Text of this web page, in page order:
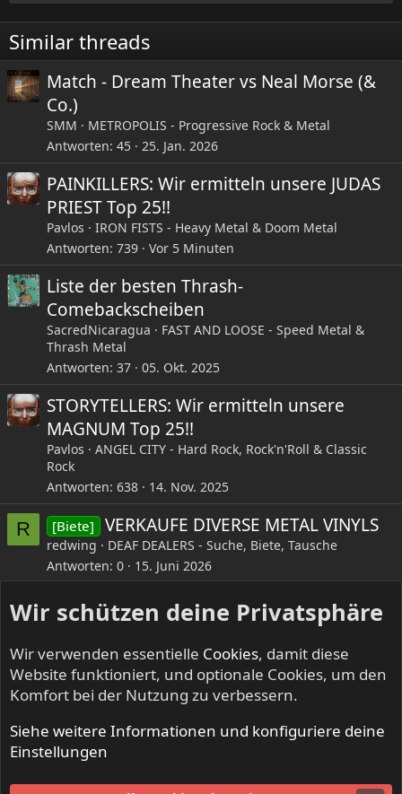
Similar threads
Match - Dream Theater vs Neal Morse (&
Co.)
SMM
METROPOLIS - Progressive Rock & Metal
Antworten 45 25. Jan. 2026
PAINKILLERS: Wir ermitteln unsere JUDAS
PRIEST Top 25!!
Pavlos
IRON FISTS - Heavy Metal & Doom Metal
Antworten 739 Vor 5 Minuten
Liste der besten Thrash-
Comebackscheiben
SacredNicaragua
FAST AND LOOSE - Speed Metal &
Thrash Metal
Antworten 37 05. Okt. 2025
STORYTELLERS: Wir ermitteln unsere
MAGNUM Top 25!!
Pavlos
ANGEL CITY - Hard Rock, Rock'n'Roll & Classic
Rock
Antworten 638 14. Nov. 2025
R [Biete] VERKAUFE DIVERSE METAL VINYLS
redwing
DEAF DEALERS - Suche, Biete, Tausche
Antworten 0 15. Juni 2026
Teilen: LinkedIn
E-MailLink
METROPOLIS - Progressive Rock & Metal
Wir schützen deine Privatsphäre
Wir verwenden essentielle Cookies, damit diese
Website funktioniert, und optionale Cookies, um den
Komfort bei der Nutzung zu verbessern.
Siehe weitere Informationen und konfiguriere deine
Einstellungen